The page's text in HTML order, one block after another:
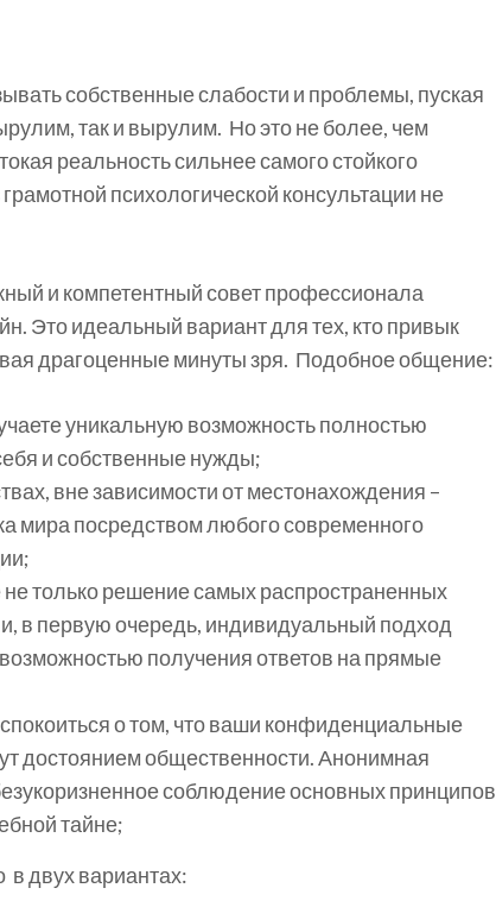
собственные слабости и проблемы, пуская
так и вырулим. Но это не более, чем
реальность сильнее самого стойкого
психологической консультации не
и компетентный совет профессионала
Это идеальный вариант для тех, кто привык
драгоценные минуты зря. Подобное общение:
уникальную возможность полностью
и собственные нужды;
вне зависимости от местонахождения –
мира посредством любого современного
только решение самых распространенных
в первую очередь, индивидуальный подход
получения ответов на прямые
о том, что ваши конфиденциальные
достоянием общественности. Анонимная
соблюдение основных принципов
тайне;
двух вариантах: